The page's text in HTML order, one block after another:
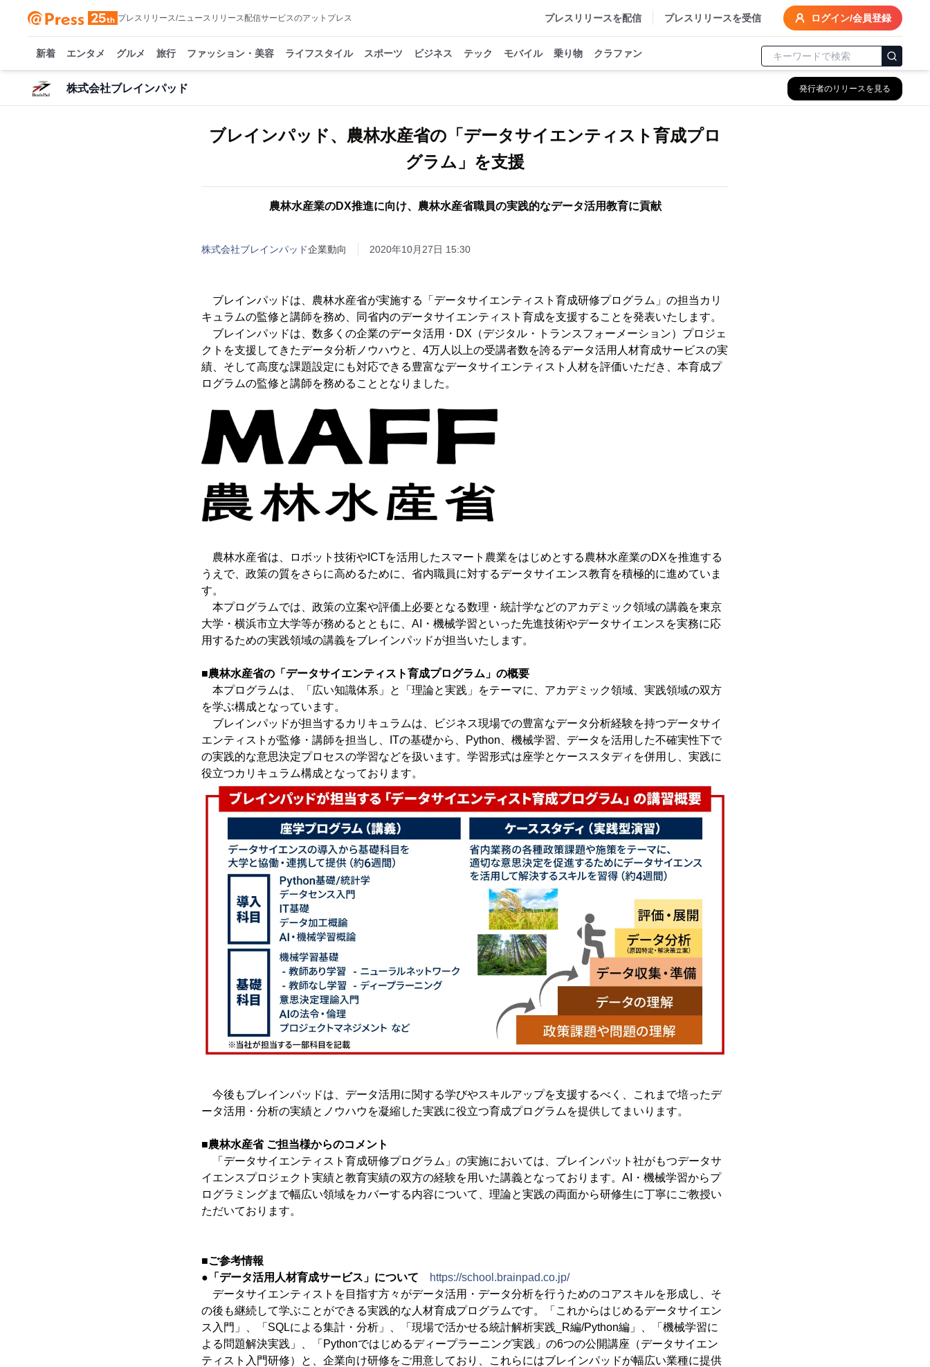
プレスリリース/ニュースリリース配信サービスのアットプレス プレスリリースを配信 プレスリリースを受信 ログイン/会員登録
新着 エンタメ グルメ 旅行 ファッション・美容 ライフスタイル スポーツ ビジネス テック モバイル 乗り物 クラファン
株式会社ブレインパッド 発行者のリリースを見る
ブレインパッド、農林水産省の「データサイエンティスト育成プロ
グラム」を支援
農林水産業のDX推進に向け、農林水産省職員の実践的なデータ活用教育に貢献
株式会社ブレインパッド企業動向 2020年10月27日 15:30
ブレインパッドは、農林水産省が実施する「データサイエンティスト育成研修プログラム」の担当カリ
キュラムの監修と講師を務め、同省内のデータサイエンティスト育成を支援することを発表いたします。
ブレインパッドは、数多くの企業のデータ活用・DX（デジタル・トランスフォーメーション）プロジェ
クトを支援してきたデータ分析ノウハウと、4万人以上の受講者数を誇るデータ活用人材育成サービスの実
績、そして高度な課題設定にも対応できる豊富なデータサイエンティスト人材を評価いただき、本育成プ
ログラムの監修と講師を務めることとなりました。
農林水産省は、ロボット技術やICTを活用したスマート農業をはじめとする農林水産業のDXを推進する
うえで、政策の質をさらに高めるために、省内職員に対するデータサイエンス教育を積極的に進めていま
す。
本プログラムでは、政策の立案や評価上必要となる数理・統計学などのアカデミック領域の講義を東京
大学・横浜市立大学等が務めるとともに、AI・機械学習といった先進技術やデータサイエンスを実務に応
用するための実践領域の講義をブレインパッドが担当いたします。
■農林水産省の「データサイエンティスト育成プログラム」の概要
本プログラムは、「広い知識体系」と「理論と実践」をテーマに、アカデミック領域、実践領域の双方
を学ぶ構成となっています。
ブレインパッドが担当するカリキュラムは、ビジネス現場での豊富なデータ分析経験を持つデータサイ
エンティストが監修・講師を担当し、ITの基礎から、Python、機械学習、データを活用した不確実性下で
の実践的な意思決定プロセスの学習などを扱います。学習形式は座学とケーススタディを併用し、実践に
役立つカリキュラム構成となっております。
今後もブレインパッドは、データ活用に関する学びやスキルアップを支援するべく、これまで培ったデ
ータ活用・分析の実績とノウハウを凝縮した実践に役立つ育成プログラムを提供してまいります。
■農林水産省 ご担当様からのコメント
「データサイエンティスト育成研修プログラム」の実施においては、ブレインパット社がもつデータサ
イエンスプロジェクト実績と教育実績の双方の経験を用いた講義となっております。AI・機械学習からプ
ログラミングまで幅広い領域をカバーする内容について、理論と実践の両面から研修生に丁寧にご教授い
ただいております。
■ご参考情報
●「データ活用人材育成サービス」について
https://school.brainpad.co.jp/
データサイエンティストを目指す方々がデータ活用・データ分析を行うためのコアスキルを形成し、そ
の後も継続して学ぶことができる実践的な人材育成プログラムです。「これからはじめるデータサイエン
ス入門」、「SQLによる集計・分析」、「現場で活かせる統計解析実践_R編/Python編」、「機械学習に
よる問題解決実践」、「Pythonではじめるディープラーニング実践」の6つの公開講座（データサイエン
ティスト入門研修）と、企業向け研修をご用意しており、これらにはブレインパッドが幅広い業種に提供